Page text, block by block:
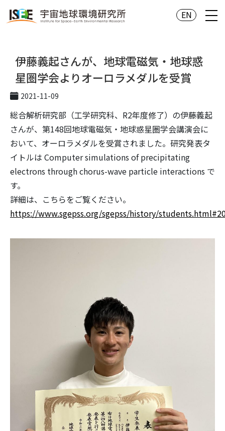
EN
伊藤義起さんが、地球電磁気・地球惑
星圏学会よりオーロラメダルを受賞
2021-11-09
総合解析研究部（工学研究科、R2年度修了）の伊藤義起
さんが、第148回地球電磁気・地球惑星圏学会講演会に
おいて、オーロラメダルを受賞されました。研究発表タ
イトルは Computer simulations of precipitating
electrons through chorus-wave particle interactions で
す。
詳細は、こちらをご覧ください。
https://www.sgepss.org/sgepss/history/